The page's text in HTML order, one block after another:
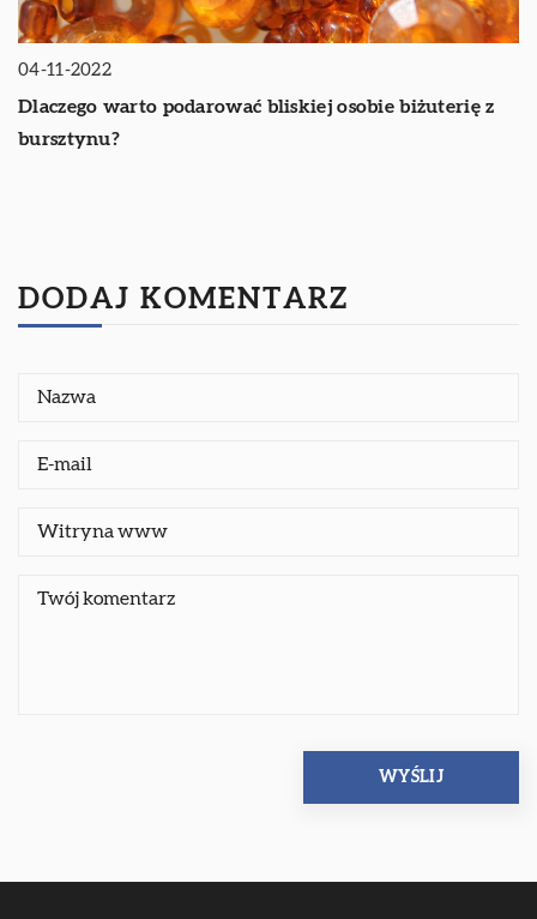
04-11-2022
Dlaczego warto podarować bliskiej osobie biżuterię z
bursztynu?
DODAJ KOMENTARZ